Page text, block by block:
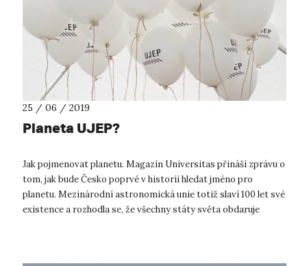
25 / 06 / 2019
Planeta UJEP?
Jak pojmenovat planetu. Magazín Universitas přináší zprávu o
tom, jak bude Česko poprvé v historii hledat jméno pro
planetu. Mezinárodní astronomická unie totiž slaví 100 let své
existence a rozhodla se, že všechny státy světa obdaruje